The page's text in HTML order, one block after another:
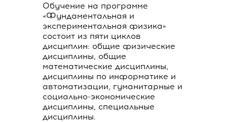
Обучение на программе
«Фундаментальная и
экспериментальная физика»
состоит из пяти циклов
дисциплин: общие физические
дисциплины, общие
математические дисциплины,
дисциплины по информатике и
автоматизации, гуманитарные и
социально-экономические
дисциплины, специальные
дисциплины.